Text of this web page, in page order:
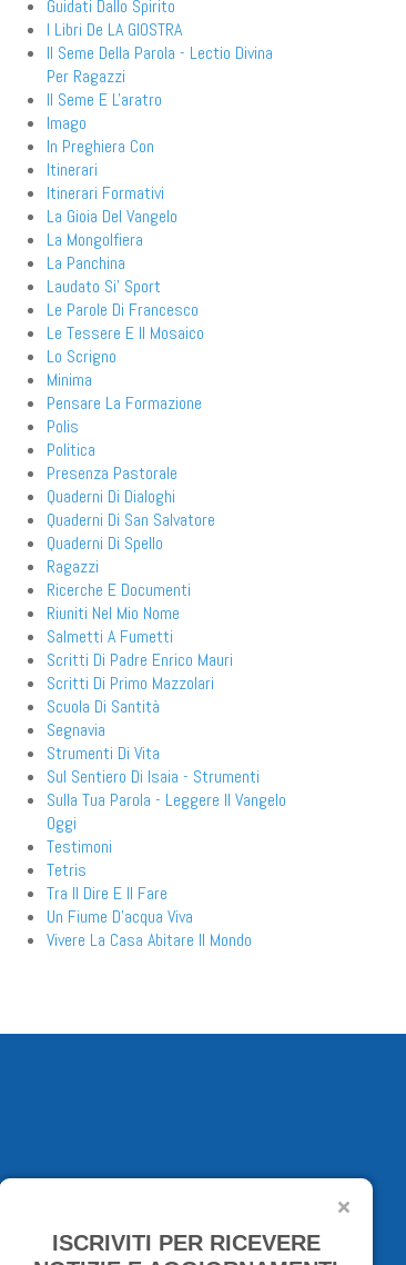
Guidati Dallo Spirito
I Libri De LA GIOSTRA
Il Seme Della Parola - Lectio Divina
Per Ragazzi
Il Seme E L'aratro
Imago
In Preghiera Con
Itinerari
Itinerari Formativi
La Gioia Del Vangelo
La Mongolfiera
La Panchina
Laudato Si' Sport
Le Parole Di Francesco
Le Tessere E Il Mosaico
Lo Scrigno
Minima
Pensare La Formazione
Polis
Politica
Presenza Pastorale
Quaderni Di Dialoghi
Quaderni Di San Salvatore
Quaderni Di Spello
Ragazzi
Ricerche E Documenti
Riuniti Nel Mio Nome
Salmetti A Fumetti
Scritti Di Padre Enrico Mauri
Scritti Di Primo Mazzolari
Scuola Di Santità
Segnavia
Strumenti Di Vita
Sul Sentiero Di Isaia - Strumenti
Sulla Tua Parola - Leggere Il Vangelo
Oggi
Testimoni
Tetris
Tra Il Dire E Il Fare
Un Fiume D'acqua Viva
Vivere La Casa Abitare Il Mondo
ISCRIVITI PER RICEVERE